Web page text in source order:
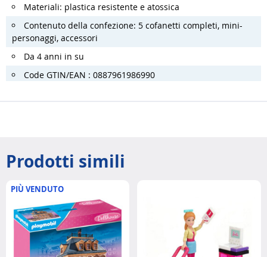
Materiali: plastica resistente e atossica
Contenuto della confezione: 5 cofanetti completi, mini-
personaggi, accessori
Da 4 anni in su
Code GTIN/EAN : 0887961986990
Prodotti simili
PIÙ VENDUTO